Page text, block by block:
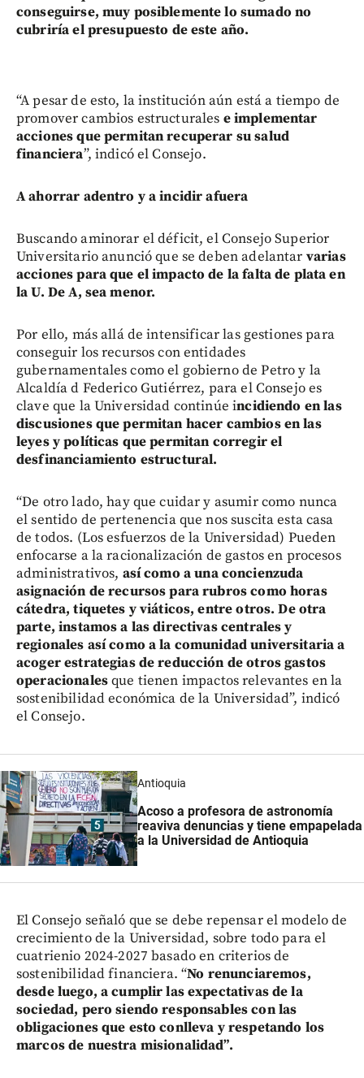
conseguirse, muy posiblemente lo sumado no
cubriría el presupuesto de este año.
“A pesar de esto, la institución aún está a tiempo de
promover cambios estructurales e implementar
acciones que permitan recuperar su salud
financiera”, indicó el Consejo.
A ahorrar adentro y a incidir afuera
Buscando aminorar el déficit, el Consejo Superior
Universitario anunció que se deben adelantar varias
acciones para que el impacto de la falta de plata en
la U. De A, sea menor.
Por ello, más allá de intensificar las gestiones para
conseguir los recursos con entidades
gubernamentales como el gobierno de Petro y la
Alcaldía d Federico Gutiérrez, para el Consejo es
clave que la Universidad continúe incidiendo en las
discusiones que permitan hacer cambios en las
leyes y políticas que permitan corregir el
desfinanciamiento estructural.
“De otro lado, hay que cuidar y asumir como nunca
el sentido de pertenencia que nos suscita esta casa
de todos. (Los esfuerzos de la Universidad) Pueden
enfocarse a la racionalización de gastos en procesos
administrativos, así como a una concienzuda
asignación de recursos para rubros como horas
cátedra, tiquetes y viáticos, entre otros. De otra
parte, instamos a las directivas centrales y
regionales así como a la comunidad universitaria a
acoger estrategias de reducción de otros gastos
operacionalesque tienen impactos relevantes en la
sostenibilidad económica de la Universidad”, indicó
el Consejo.
Antioquia
Acoso a profesora de astronomía
reaviva denuncias y tiene empapelada
a la Universidad de Antioquia
El Consejo señaló que se debe repensar el modelo de
crecimiento de la Universidad, sobre todo para el
cuatrienio 2024-2027 basado en criterios de
sostenibilidad financiera. “No renunciaremos,
desde luego, a cumplir las expectativas de la
sociedad, pero siendo responsables con las
obligaciones que esto conlleva y respetando los
marcos de nuestra misionalidad”.